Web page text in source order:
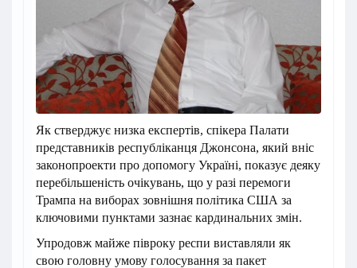
Як стверджує низка експертів, спікера Палати
представників республіканця Джонсона, який вніс
законопроекти про допомогу Україні, показує деяку
перебільшеність очікувань, що у разі перемоги
Трампа на виборах зовнішня політика США за
ключовими пунктами зазнає кардинальних змін.
Упродовж майже півроку респи виставляли як
свою головну умову голосування за пакет